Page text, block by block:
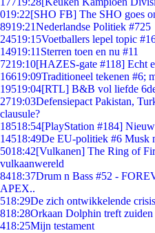
019:22[SHO FB] The SHO goes
8919:21Nederlandse Politiek #725
24519:15Voetballers lepel topic
14919:11 Sterren toen en nu #11
7219:10[HAZES-gate #118] Echt
16619:09Traditioneel tekenen #6;
19519:04[RTL] B&B vol liefde
2719:03Defensiepact Pakistan,
clausule?
18518:54[PlayStation #184]
14518:49De EU-politiek #6 Musk
5018:42[Vulkanen] The Ring of
vulkaanwereld
8418:37Drum n Bass #52 -
APEX..
518:29De zich ontwikkelende
818:28Orkaan Dolphin treft zuiden
418:25Mijn testament